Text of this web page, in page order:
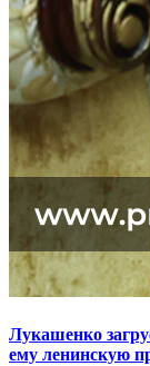
Лукашенко
ему ленинскую